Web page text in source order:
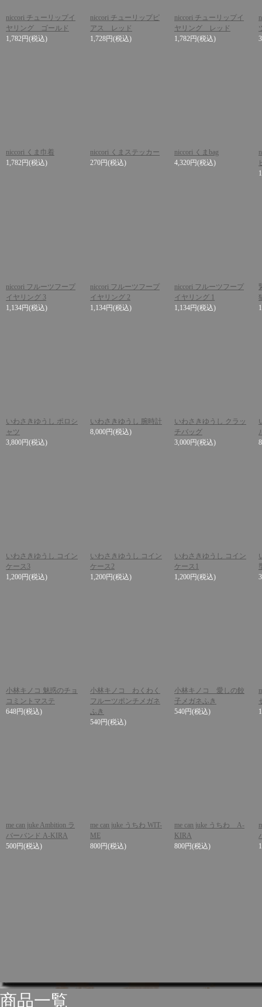
niccori チューリップイ
ヤリング ゴールド
1,782円(税込)
niccori チューリップピ
アス レッド
1,728円(税込)
niccori チューリップイ
ヤリング レッド
1,782円(税込)
niccori くま巾着
1,782円(税込)
niccori くまステッカー
270円(税込)
niccori くまbag
4,320円(税込)
niccori フルーツフープ
イヤリング 3
1,134円(税込)
niccori フルーツフープ
イヤリング 2
1,134円(税込)
niccori フルーツフープ
イヤリング 1
1,134円(税込)
いわさきゆうし ポロシ
ャツ
3,800円(税込)
いわさきゆうし 腕時計
8,000円(税込)
いわさきゆうし クラッ
チバッグ
3,000円(税込)
いわさきゆうし コイン
ケース3
1,200円(税込)
いわさきゆうし コイン
ケース2
1,200円(税込)
いわさきゆうし コイン
ケース1
1,200円(税込)
小林キノコ 魅惑のチョ
コミントマステ
648円(税込)
小林キノコ わくわく
フルーツポンチメガネ
ふき
540円(税込)
小林キノコ 愛しの餃
子メガネふき
540円(税込)
me can juke Ambition ラ
バーバンド A-KIRA
500円(税込)
me can juke うちわ WIT-
ME
800円(税込)
me can juke うちわ A-
KIRA
800円(税込)
商品一覧